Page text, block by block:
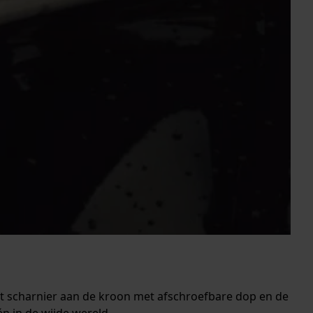
scharnier aan de kroon met afschroefbare dop en de